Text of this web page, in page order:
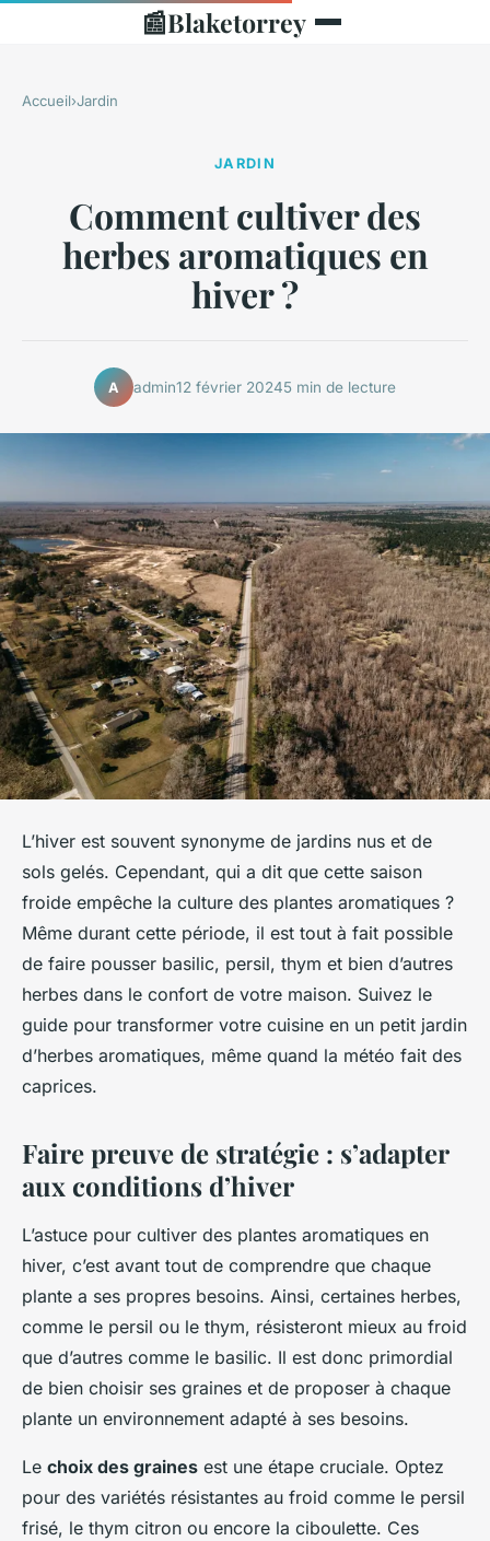
📰Blaketorrey
Accueil›Jardin
JARDIN
Comment cultiver des
herbes aromatiques en
hiver ?
A admin12 février 20245 min de lecture
L’hiver est souvent synonyme de jardins nus et de
sols gelés. Cependant, qui a dit que cette saison
froide empêche la culture des plantes aromatiques ?
Même durant cette période, il est tout à fait possible
de faire pousser basilic, persil, thym et bien d’autres
herbes dans le confort de votre maison. Suivez le
guide pour transformer votre cuisine en un petit jardin
d’herbes aromatiques, même quand la météo fait des
caprices.
Faire preuve de stratégie : s’adapter
aux conditions d’hiver
L’astuce pour cultiver des plantes aromatiques en
hiver, c’est avant tout de comprendre que chaque
plante a ses propres besoins. Ainsi, certaines herbes,
comme le persil ou le thym, résisteront mieux au froid
que d’autres comme le basilic. Il est donc primordial
de bien choisir ses graines et de proposer à chaque
plante un environnement adapté à ses besoins.
Le choix des graines est une étape cruciale. Optez
pour des variétés résistantes au froid comme le persil
frisé, le thym citron ou encore la ciboulette. Ces